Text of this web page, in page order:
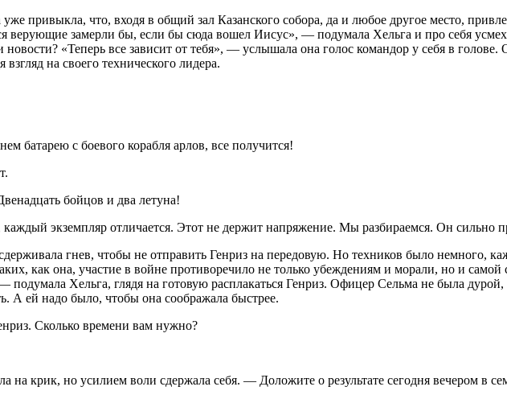
привыкла, что, входя в общий зал Казанского собора, да и любое другое место,
верующие замерли бы, если бы сюда вошел Иисус», — подумала Хельга и про себя
«Теперь все зависит от тебя», — услышала она голос командор у себя в голове.
на своего технического лидера.
батарею с боевого корабля арлов, все получится!
бойцов и два летуна!
каждый экземпляр отличается. Этот не держит напряжение. Мы разбираемся. Он сильно
гнев, чтобы не отправить Генриз на передовую. Но техников было немного,
как она, участие в войне противоречило не только убеждениям и морали, но и
подумала Хельга, глядя на готовую расплакаться Генриз. Офицер Сельма не была
А ей надо было, чтобы она соображала быстрее.
Сколько времени вам нужно?
крик, но усилием воли сдержала себя. — Доложите о результате сегодня вечером в